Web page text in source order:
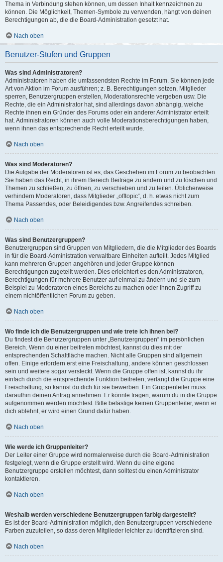
Thema in Verbindung stehen können, um dessen Inhalt kennzeichnen zu
können. Die Möglichkeit, Themen-Symbole zu verwenden, hängt von deinen
Berechtigungen ab, die die Board-Administration gesetzt hat.
Nach oben
Benutzer-Stufen und Gruppen
Was sind Administratoren?
Administratoren haben die umfassendsten Rechte im Forum. Sie können jede
Art von Aktion im Forum ausführen; z. B. Berechtigungen setzen, Mitglieder
sperren, Benutzergruppen erstellen, Moderationsrechte vergeben usw. Die
Rechte, die ein Administrator hat, sind allerdings davon abhängig, welche
Rechte ihnen ein Gründer des Forums oder ein anderer Administrator erteilt
hat. Administratoren können auch volle Moderationsberechtigungen haben,
wenn ihnen das entsprechende Recht erteilt wurde.
Nach oben
Was sind Moderatoren?
Die Aufgabe der Moderatoren ist es, das Geschehen im Forum zu beobachten.
Sie haben das Recht, in ihrem Bereich Beiträge zu ändern und zu löschen und
Themen zu schließen, zu öffnen, zu verschieben und zu teilen. Üblicherweise
verhindern Moderatoren, dass Mitglieder „offtopic“, d. h. etwas nicht zum
Thema Passendes, oder Beleidigendes bzw. Angreifendes schreiben.
Nach oben
Was sind Benutzergruppen?
Benutzergruppen sind Gruppen von Mitgliedern, die die Mitglieder des Boards
in für die Board-Administration verwaltbare Einheiten aufteilt. Jedes Mitglied
kann mehreren Gruppen angehören und jeder Gruppe können
Berechtigungen zugeteilt werden. Dies erleichtert es den Administratoren,
Berechtigungen für mehrere Benutzer auf einmal zu ändern und sie zum
Beispiel zu Moderatoren eines Bereichs zu machen oder ihnen Zugriff zu
einem nichtöffentlichen Forum zu geben.
Nach oben
Wo finde ich die Benutzergruppen und wie trete ich ihnen bei?
Du findest die Benutzergruppen unter „Benutzergruppen“ im persönlichen
Bereich. Wenn du einer beitreten möchtest, kannst du dies mit der
entsprechenden Schaltfläche machen. Nicht alle Gruppen sind allgemein
offen. Einige erfordern erst eine Freischaltung, andere können geschlossen
sein und weitere sogar versteckt. Wenn die Gruppe offen ist, kannst du ihr
einfach durch die entsprechende Funktion beitreten; verlangt die Gruppe eine
Freischaltung, so kannst du dich für sie bewerben. Ein Gruppenleiter muss
daraufhin deinen Antrag annehmen. Er könnte fragen, warum du in die Gruppe
aufgenommen werden möchtest. Bitte belästige keinen Gruppenleiter, wenn er
dich ablehnt, er wird einen Grund dafür haben.
Nach oben
Wie werde ich Gruppenleiter?
Der Leiter einer Gruppe wird normalerweise durch die Board-Administration
festgelegt, wenn die Gruppe erstellt wird. Wenn du eine eigene
Benutzergruppe erstellen möchtest, dann solltest du einen Administrator
kontaktieren.
Nach oben
Weshalb werden verschiedene Benutzergruppen farbig dargestellt?
Es ist der Board-Administration möglich, den Benutzergruppen verschiedene
Farben zuzuteilen, so dass deren Mitglieder leichter zu identifizieren sind.
Nach oben